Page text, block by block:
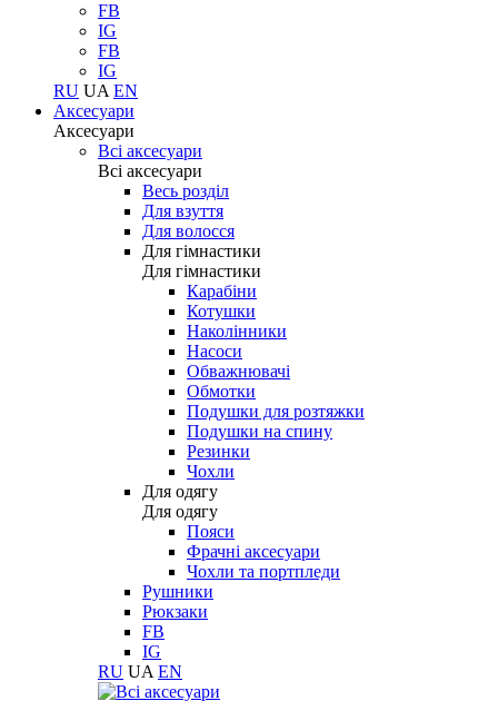
FB
IG
FB
IG
RU UA EN
Аксесуари
Аксесуари
Всі аксесуари
Всі аксесуари
Весь розділ
Для взуття
Для волосся
Для гімнастики
Для гімнастики
Карабіни
Котушки
Наколінники
Насоси
Обважнювачі
Обмотки
Подушки для розтяжки
Подушки на спину
Резинки
Чохли
Для одягу
Для одягу
Пояси
Фрачні аксесуари
Чохли та портпледи
Рушники
Рюкзаки
FB
IG
RU UA EN